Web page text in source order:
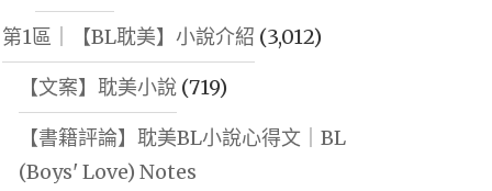
第1區｜【BL耽美】小說介紹 (3,012)
【文案】耽美小說(719)
【書籍評論】耽美BL小說心得文｜BL
(Boys' Love) Notes